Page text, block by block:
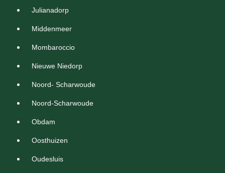
Julianadorp
Middenmeer
Mombaroccio
Nieuwe Niedorp
Noord- Scharwoude
Noord-Scharwoude
Obdam
Oosthuizen
Oudesluis